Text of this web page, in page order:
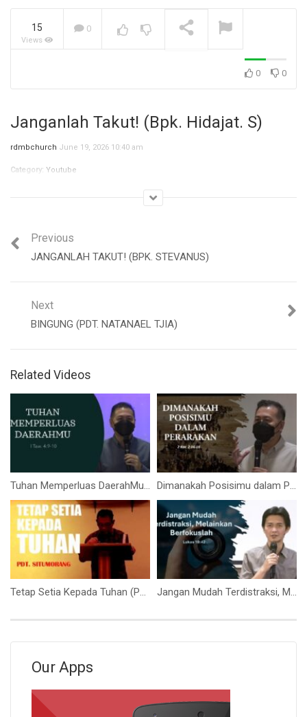
Jangan Biarkan Masa Lalu,
Depanmu! (Ibu Siane)
15
Views
0
0 0
Janganlah Takut! (Bpk. Hidajat. S)
rdmbchurch June 19, 2026 10:40 am
Category: Youtube
Previous
JANGANLAH TAKUT! (BPK. STEVANUS)
Next
BINGUNG (PDT. NATANAEL TJIA)
Related Videos
Tuhan Memperluas DaerahMu (Ps Isaac Gunawan) Dimanakah Posisimu dalam Perarakan (Ps. Isaac Gunawan)
Tetap Setia Kepada Tuhan (Pdt. Situmorang) Jangan Mudah Terdistraksi, Melainkan Berfokuslah (Bpk. Stevanus)
Our Apps